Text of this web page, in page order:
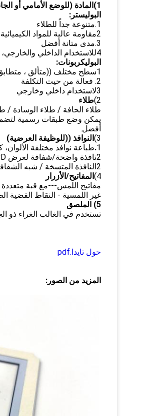
1)المادة (للوضع الأمامي أو الجانبي)
البوليستر:
1.متنوعة جداً للطلاء
2مقاومة عالية للمواد الكيميائية
3.مدى متانة أفضل
4للاستخدام الداخلي والخارجي، مقاومة للأشعة فوق البنفسجية
البوليكربونات:
1سطح مختلف ((متألق ، متطابق) وسمك ((من 0.12mm ~ 2mm)
2. فعالة من حيث التكلفة
3لاستخدام داخلي وخارجي
2) طلاء
طلاء الحافة / طلاء الوسادة /
أفضل.
3) النوافذ ((للوظيفة العرضية)
1
.طباعة نوافذ مختلفة
2نافذة واضحة/شفافة لعرض LCD
2النافذة المتسخة / شبه الشفافة للضوء
4) المفاتيح/الأزرار
مفاتيح اللمس---مع قبة متعددة
غير اللمسية - النقاط الفضية
5) الملصق
تستخدم في الغالب الغراء ذو
حول تايدا.pdf
المزيد من الصور: